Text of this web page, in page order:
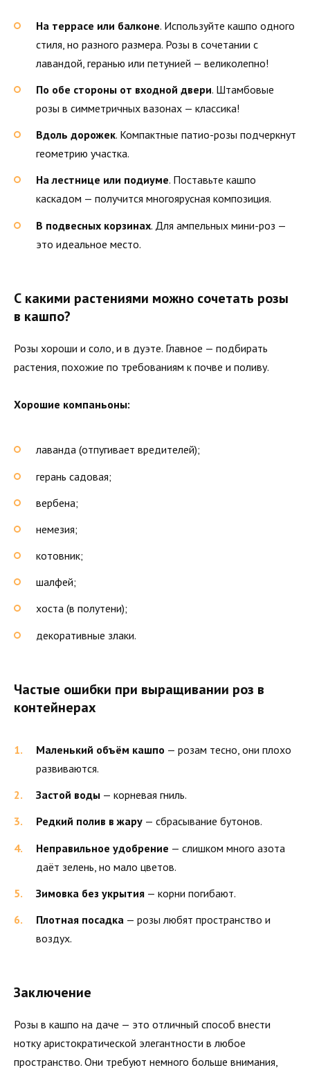
На террасе или балконе. Используйте кашпо одного
стиля, но разного размера. Розы в сочетании с
лавандой, геранью или петунией — великолепно!
По обе стороны от входной двери. Штамбовые
розы в симметричных вазонах — классика!
Вдоль дорожек. Компактные патио-розы подчеркнут
геометрию участка.
На лестнице или подиуме. Поставьте кашпо
каскадом — получится многоярусная композиция.
В подвесных корзинах. Для ампельных мини-роз —
это идеальное место.
С какими растениями можно сочетать розы
в кашпо?
Розы хороши и соло, и в дуэте. Главное — подбирать
растения, похожие по требованиям к почве и поливу.
Хорошие компаньоны:
лаванда (отпугивает вредителей);
герань садовая;
вербена;
немезия;
котовник;
шалфей;
хоста (в полутени);
декоративные злаки.
Частые ошибки при выращивании роз в
контейнерах
Маленький объём кашпо — розам тесно, они плохо
развиваются.
Застой воды — корневая гниль.
Редкий полив в жару — сбрасывание бутонов.
Неправильное удобрение — слишком много азота
даёт зелень, но мало цветов.
Зимовка без укрытия — корни погибают.
Плотная посадка — розы любят пространство и
воздух.
Заключение
Розы в кашпо на даче — это отличный способ внести
нотку аристократической элегантности в любое
пространство. Они требуют немного больше внимания,